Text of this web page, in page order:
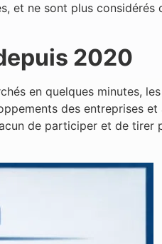
et ne sont plus
2020
en quelques minutes,
des entreprises
de participer et de